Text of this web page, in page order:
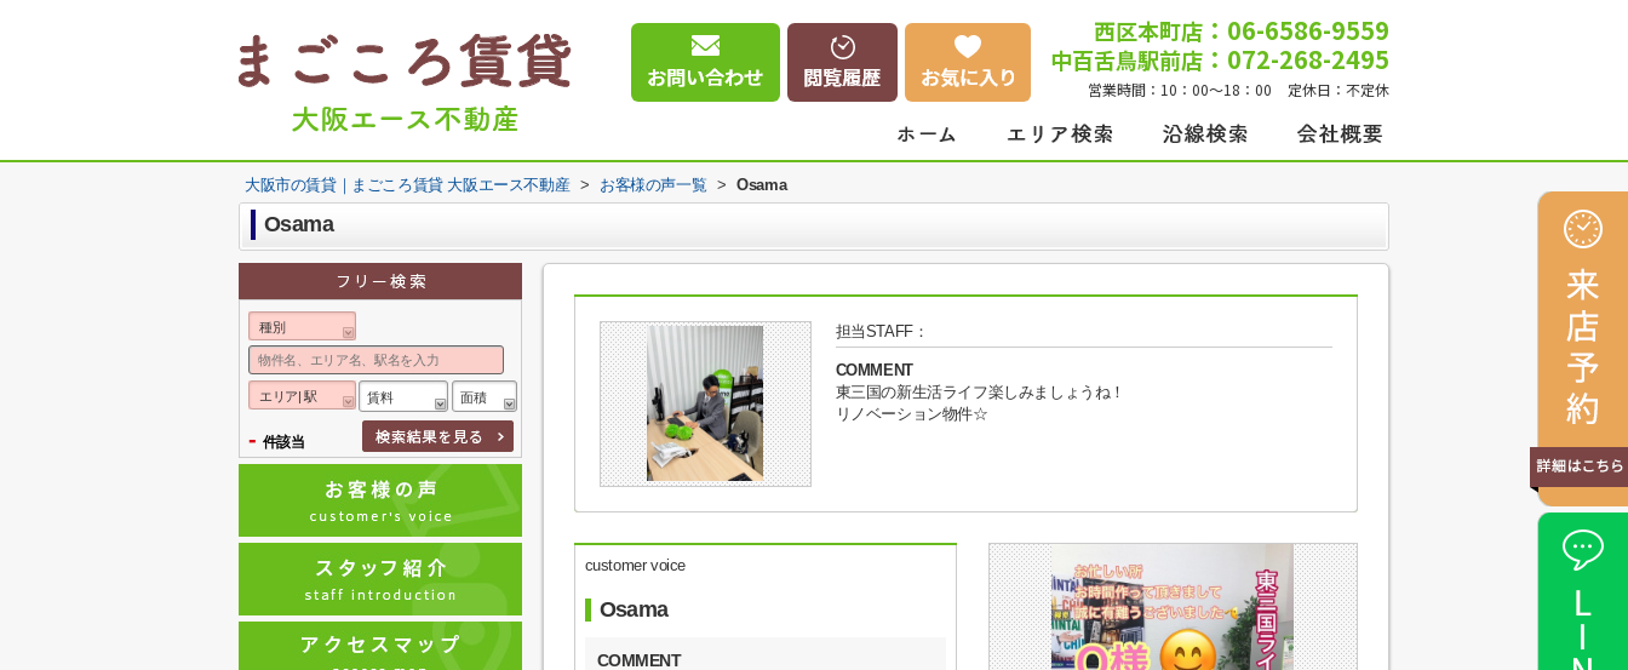
西区本町店 ：06-6586-9559
中百舌鳥駅前店 ：072-268-2495
営業時間： 10：00～18：00 定休日： 不定休
大阪市の賃貸｜まごころ賃貸 大阪エース不動産 > お客様の声一覧 > Osama
Osama
担当STAFF：
COMMENT
東三国の新生活ライフ楽しみましょうね！
リノベーション物件☆
customer voice
Osama
COMMENT
種別
エリア| 駅 賃料 面積
- 件該当